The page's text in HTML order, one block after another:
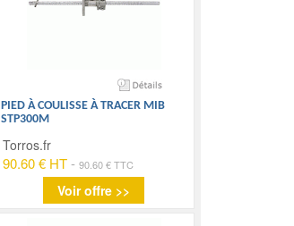
PIED À COULISSE À TRACER MIB
STP300M
Torros.fr
90.60 € HT-90.60 € TTC
Voir offre >>